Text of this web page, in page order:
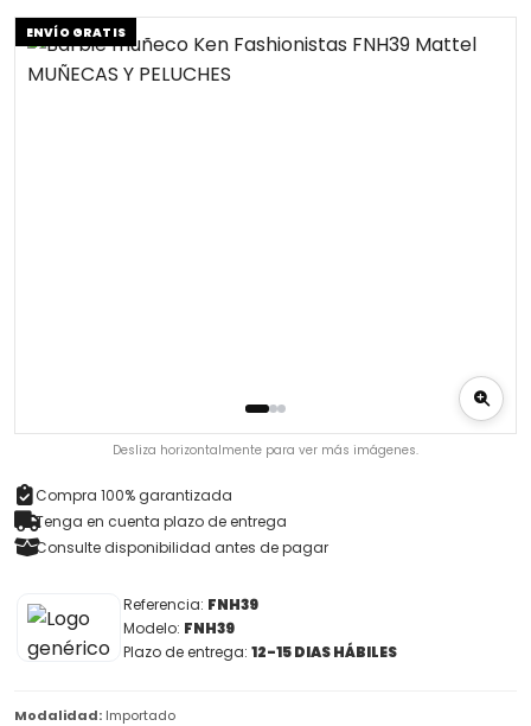
ENVÍO GRATIS
Desliza horizontalmente para ver más imágenes.
Compra 100% garantizada
Tenga en cuenta plazo de entrega
Consulte disponibilidad antes de pagar
Referencia: FNH39
Modelo: FNH39
Plazo de entrega: 12-15 DIAS HÁBILES
Modalidad: Importado